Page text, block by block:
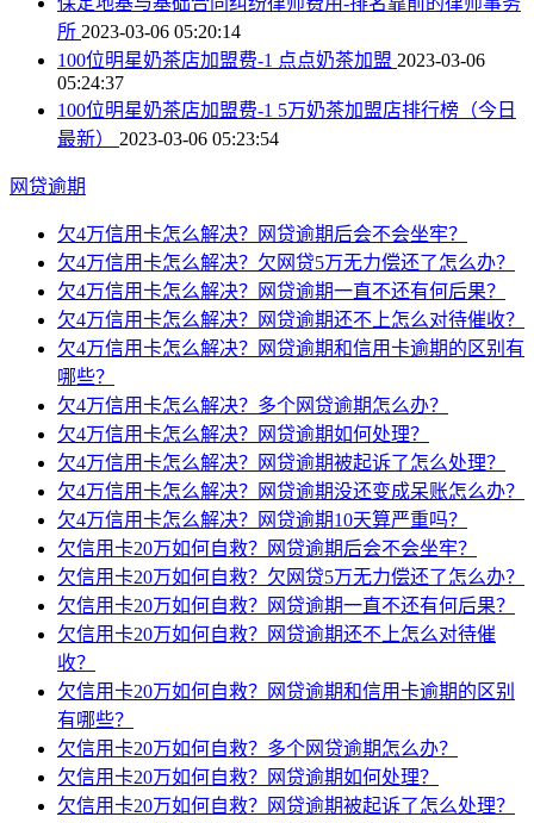
所 2023-03-06 05:20:14
100位明星奶茶店加盟费-1 点点奶茶加盟 2023-03-06
05:24:37
100位明星奶茶店加盟费-1 5万奶茶加盟店排行榜（今日
最新） 2023-03-06 05:23:54
网贷逾期
欠4万信用卡怎么解决？网贷逾期后会不会坐牢？
欠4万信用卡怎么解决？欠网贷5万无力偿还了怎么办？
欠4万信用卡怎么解决？网贷逾期一直不还有何后果？
欠4万信用卡怎么解决？网贷逾期还不上怎么对待催收？
欠4万信用卡怎么解决？网贷逾期和信用卡逾期的区别有
哪些？
欠4万信用卡怎么解决？多个网贷逾期怎么办？
欠4万信用卡怎么解决？网贷逾期如何处理？
欠4万信用卡怎么解决？网贷逾期被起诉了怎么处理？
欠4万信用卡怎么解决？网贷逾期没还变成呆账怎么办？
欠4万信用卡怎么解决？网贷逾期10天算严重吗？
欠信用卡20万如何自救？网贷逾期后会不会坐牢？
欠信用卡20万如何自救？欠网贷5万无力偿还了怎么办？
欠信用卡20万如何自救？网贷逾期一直不还有何后果？
欠信用卡20万如何自救？网贷逾期还不上怎么对待催
收？
欠信用卡20万如何自救？网贷逾期和信用卡逾期的区别
有哪些？
欠信用卡20万如何自救？多个网贷逾期怎么办？
欠信用卡20万如何自救？网贷逾期如何处理？
欠信用卡20万如何自救？网贷逾期被起诉了怎么处理？